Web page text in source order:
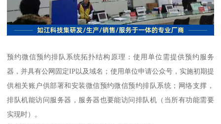
预约微信预约排队系统拓扑结构原理：使用单位需提供预约服务
器，并具有公网固定IP以及域名；使用单位申请公众号，实施初期提
供相关账户供部署和安装微信预约微信预约排队系统；网络支撑，
排队机能访问服务器，服务器也要能访问排队机（当所有功能需要
实现时）。